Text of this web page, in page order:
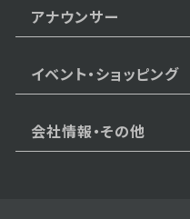
アナウンサー
イベント・ショッピング
会社情報・その他